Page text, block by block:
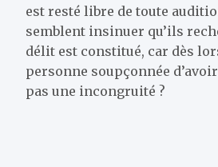
est resté libre de toute
semblent insinuer qu’ils
délit est constitué, car dès
personne soupçonnée
pas une incongruité ?